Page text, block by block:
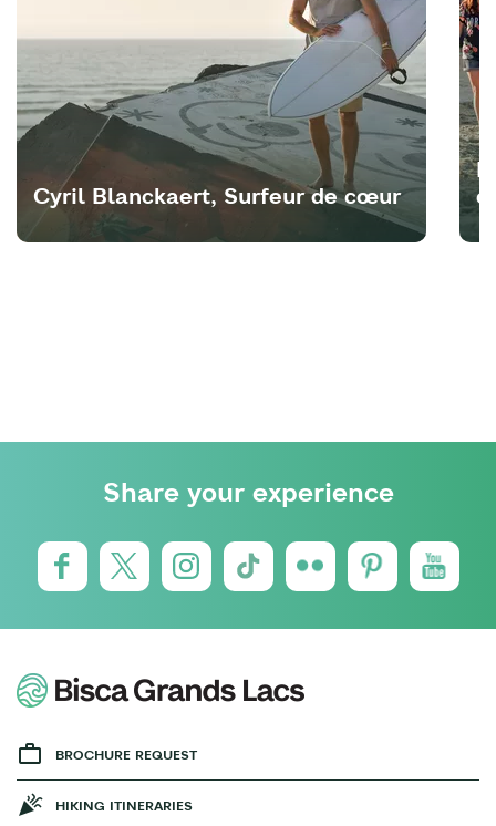
Cyril Blanckaert, Surfeur de cœur
Share your experience
BROCHURE REQUEST
HIKING ITINERARIES